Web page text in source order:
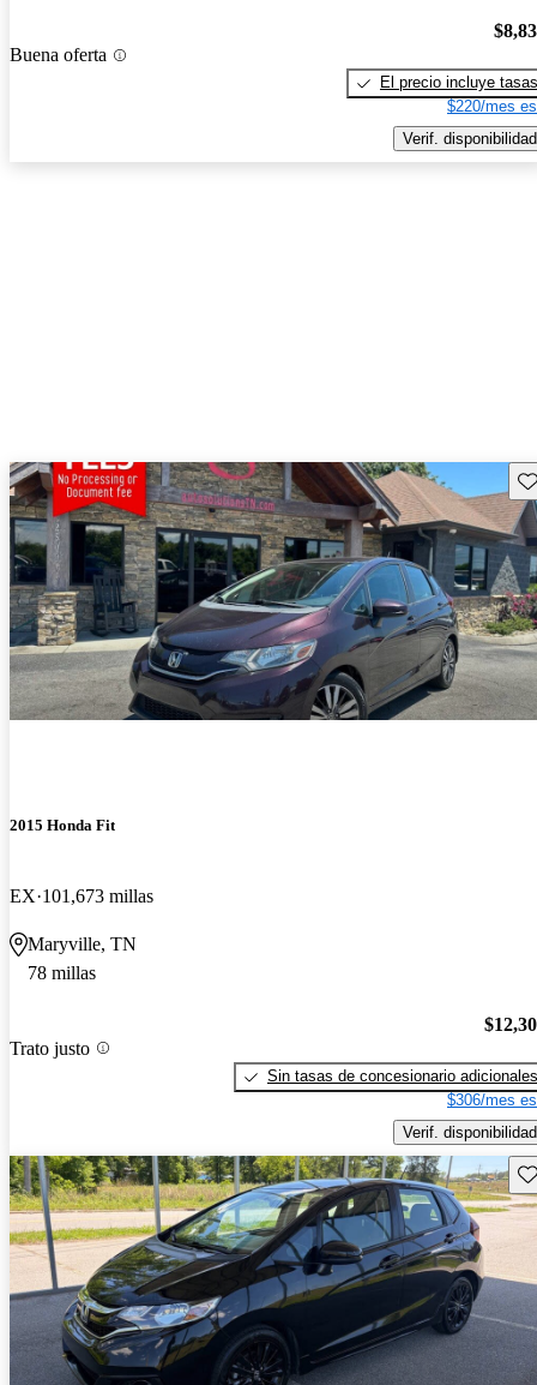
Buena oferta
El precio incluye tasas
$220/mes
Verif. disponibilidad
2015 Honda Fit
EX 101,673 millas
Maryville, TN
78 millas
Trato justo
Sin tasas de concesionario adicionales
$306/mes
Verif. disponibilidad